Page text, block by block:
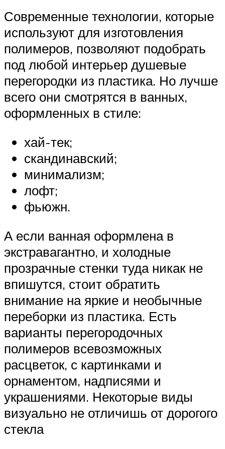
Современные технологии, которые
используют для изготовления
полимеров, позволяют подобрать
под любой интерьер душевые
перегородки из пластика. Но лучше
всего они смотрятся в ванных,
оформленных в стиле:
хай-тек;
скандинавский;
минимализм;
лофт;
фьюжн.
А если ванная оформлена в
экстравагантно, и холодные
прозрачные стенки туда никак не
впишутся, стоит обратить
внимание на яркие и необычные
переборки из пластика. Есть
варианты перегородочных
полимеров всевозможных
расцветок, с картинками и
орнаментом, надписями и
украшениями. Некоторые виды
визуально не отличишь от дорогого
стекла